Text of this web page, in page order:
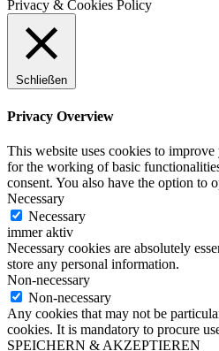
Privacy & Cookies Policy
Schließen
Privacy Overview
This website uses cookies to
for the working of basic
consent. You also have the option to
Necessary
Necessary
immer aktiv
Necessary cookies are absolutely
store any personal information.
Non-necessary
Non-necessary
Any cookies that may not be
cookies. It is mandatory to procure
SPEICHERN & AKZEPTIEREN